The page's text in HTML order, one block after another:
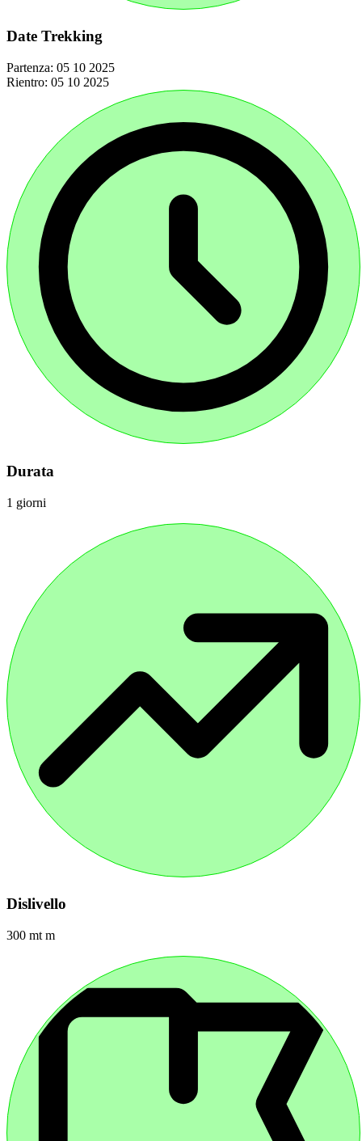
Date Trekking
Partenza: 05 10 2025
Rientro: 05 10 2025
Durata
1 giorni
Dislivello
300 mt m